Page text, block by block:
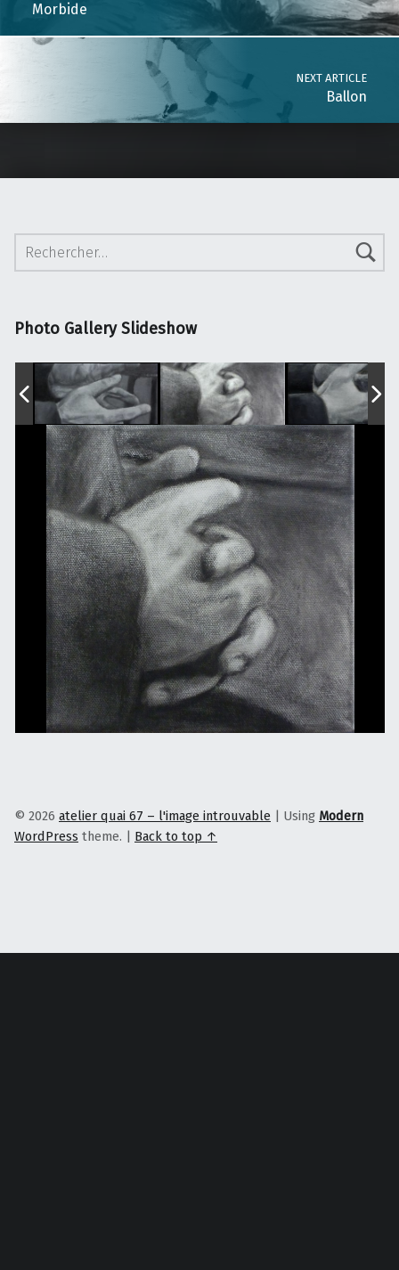
Morbide
NEXT ARTICLE
Ballon
Rechercher :
Photo Gallery Slideshow
© 2026 atelier quai 67 – l'image introuvable Using Modern
WordPress theme. Back to top ↑